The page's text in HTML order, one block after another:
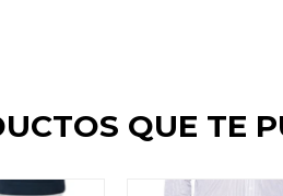
QUE TE